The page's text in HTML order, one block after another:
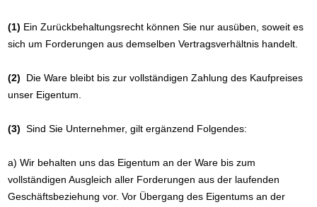
(1) Ein Zurückbehaltungsrecht können Sie nur ausüben, soweit es
sich um Forderungen aus demselben Vertragsverhältnis handelt.
(2) Die Ware bleibt bis zur vollständigen Zahlung des Kaufpreises
unser Eigentum.
(3) Sind Sie Unternehmer, gilt ergänzend Folgendes:
a) Wir behalten uns das Eigentum an der Ware bis zum
vollständigen Ausgleich aller Forderungen aus der laufenden
Geschäftsbeziehung vor. Vor Übergang des Eigentums an der